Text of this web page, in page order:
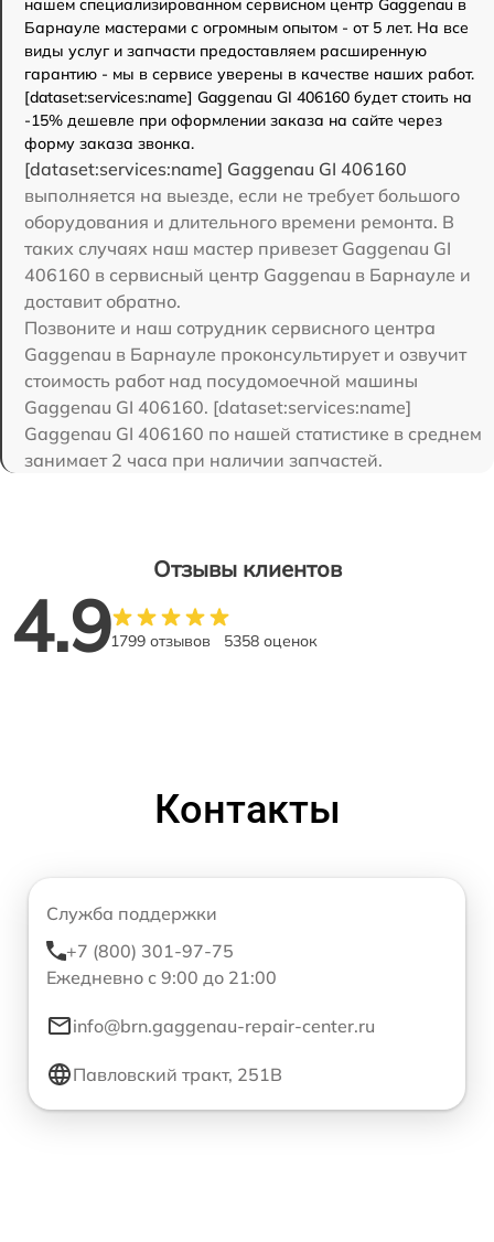
нашем специализированном сервисном центр Gaggenau в
Барнауле мастерами с огромным опытом - от 5 лет. На все
виды услуг и запчасти предоставляем расширенную
гарантию - мы в сервисе уверены в качестве наших работ.
[dataset:services:name] Gaggenau GI 406160 будет стоить на
-15% дешевле при оформлении заказа на сайте через
форму заказа звонка.
[dataset:services:name] Gaggenau GI 406160
выполняется на выезде, если не требует большого
оборудования и длительного времени ремонта. В
таких случаях наш мастер привезет Gaggenau GI
406160 в сервисный центр Gaggenau в Барнауле и
доставит обратно.
Позвоните и наш сотрудник сервисного центра
Gaggenau в Барнауле проконсультирует и озвучит
стоимость работ над посудомоечной машины
Gaggenau GI 406160. [dataset:services:name]
Gaggenau GI 406160 по нашей статистике в среднем
занимает 2 часа при наличии запчастей.
Отзывы клиентов
4.91799 отзывов 5358 оценок
Контакты
Служба поддержки
+7 (800) 301-97-75
Ежедневно с 9:00 до 21:00
info@brn.gaggenau-repair-center.ru
Павловский тракт, 251В